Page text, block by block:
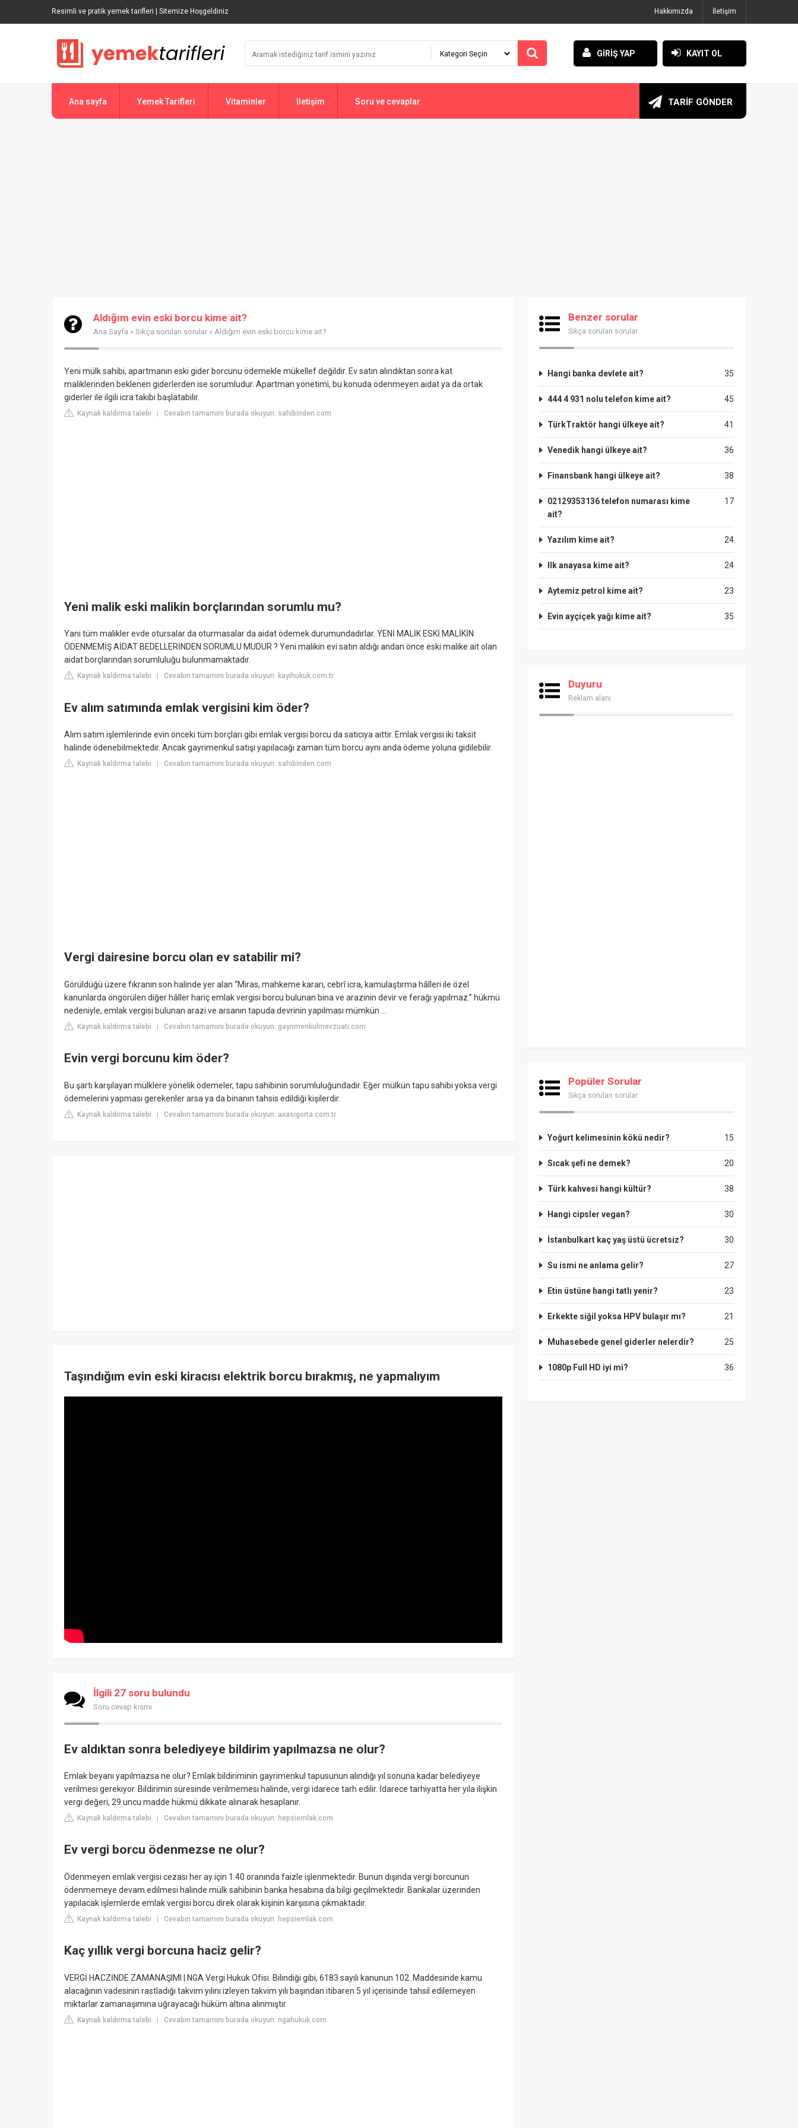
Resimli ve pratik yemek tarifleri | Sitemize Hoşgeldiniz Hakkımızda İletişim
GİRİŞ YAP KAYIT OL
Ana sayfa Yemek Tarifleri Vitaminler İletişim Soru ve cevaplar TARİF GÖNDER
Aldığım evin eski borcu kime ait?
Ana Sayfa » Sıkça sorulan sorular » Aldığım evin eski borcu kime ait?
Yeni mülk sahibi, apartmanın eski gider borcunu ödemekle mükellef değildir. Ev satın alındıktan sonra kat
maliklerinden beklenen giderlerden ise sorumludur. Apartman yönetimi, bu konuda ödenmeyen aidat ya da ortak
giderler ile ilgili icra takibi başlatabilir.
Kaynak kaldırma talebi | Cevabın tamamını burada okuyun: sahibinden.com
Yeni malik eski malikin borçlarından sorumlu mu?
Yani tüm malikler evde otursalar da oturmasalar da aidat ödemek durumundadırlar. YENİ MALİK ESKİ MALİKİN
ÖDENMEMİŞ AİDAT BEDELLERİNDEN SORUMLU MUDUR ? Yeni malikin evi satın aldığı andan önce eski malike ait olan
aidat borçlarından sorumluluğu bulunmamaktadır.
Kaynak kaldırma talebi Cevabın tamamını burada okuyun: kayihukuk.com.tr
Ev alım satımında emlak vergisini kim öder?
Alım satım işlemlerinde evin önceki tüm borçları gibi emlak vergisi borcu da satıcıya aittir. Emlak vergisi iki taksit
halinde ödenebilmektedir. Ancak gayrimenkul satışı yapılacağı zaman tüm borcu aynı anda ödeme yoluna gidilebilir.
Kaynak kaldırma talebi Cevabın tamamını burada okuyun: sahibinden.com
Vergi dairesine borcu olan ev satabilir mi?
Görüldüğü üzere fıkranın son halinde yer alan “Miras, mahkeme kararı, cebrî icra, kamulaştırma hâlleri ile özel
kanunlarda öngörülen diğer hâller hariç emlak vergisi borcu bulunan bina ve arazinin devir ve ferağı yapılmaz.” hükmü
nedeniyle, emlak vergisi bulunan arazi ve arsanın tapuda devrinin yapılması mümkün ...
Kaynak kaldırma talebi | Cevabın tamamını burada okuyun: gayrimenkulmevzuati.com
Evin vergi borcunu kim öder?
Bu şartı karşılayan mülklere yönelik ödemeler, tapu sahibinin sorumluluğundadır. Eğer mülkün tapu sahibi yoksa vergi
ödemelerini yapması gerekenler arsa ya da binanın tahsis edildiği kişilerdir.
Kaynak kaldırma talebi | Cevabın tamamını burada okuyun: axasigorta.com.tr
Taşındığım evin eski kiracısı elektrik borcu bırakmış, ne yapmalıyım
İlgili 27 soru bulundu
Soru cevap kısmı
Ev aldıktan sonra belediyeye bildirim yapılmazsa ne olur?
Emlak beyanı yapılmazsa ne olur? Emlak bildiriminin gayrimenkul tapusunun alındığı yıl sonuna kadar belediyeye
verilmesi gerekiyor. Bildirimin süresinde verilmemesi halinde, vergi idarece tarh edilir. İdarece tarhiyatta her yıla ilişkin
vergi değeri, 29 uncu madde hükmü dikkate alınarak hesaplanır.
Kaynak kaldırma talebi | Cevabın tamamını burada okuyun: hepsiemlak.com
Ev vergi borcu ödenmezse ne olur?
Ödenmeyen emlak vergisi cezası her ay için 1.40 oranında faizle işlenmektedir. Bunun dışında vergi borcunun
ödenmemeye devam edilmesi halinde mülk sahibinin banka hesabına da bilgi geçilmektedir. Bankalar üzerinden
yapılacak işlemlerde emlak vergisi borcu direk olarak kişinin karşısına çıkmaktadır.
Kaynak kaldırma talebi | Cevabın tamamını burada okuyun: hepsiemlak.com
Kaç yıllık vergi borcuna haciz gelir?
VERGİ HACZİNDE ZAMANAŞIMI | NGA Vergi Hukuk Ofisi. Bilindiği gibi, 6183 sayılı kanunun 102. Maddesinde kamu
alacağının vadesinin rastladığı takvim yılını izleyen takvim yılı başından itibaren 5 yıl içerisinde tahsil edilemeyen
miktarlar zamanaşımına uğrayacağı hüküm altına alınmıştır.
Kaynak kaldırma talebi | Cevabın tamamını burada okuyun: ngahukuk.com
Benzer sorular
Sıkça sorulan sorular
35
Hangi banka devlete ait?
45
444 4 931 nolu telefon kime ait?
41
TürkTraktör hangi ülkeye ait?
36
Venedik hangi ülkeye ait?
38
Finansbank hangi ülkeye ait?
17
02129353136 telefon numarası kime
ait?
24
Yazılım kime ait?
24
Ilk anayasa kime ait?
23
Aytemiz petrol kime ait?
35
Evin ayçiçek yağı kime ait?
Duyuru
Reklam alanı
Popüler Sorular
Sıkça sorulan sorular
15
Yoğurt kelimesinin kökü nedir?
20
Sıcak şefi ne demek?
38
Türk kahvesi hangi kültür?
30
Hangi cipsler vegan?
30
İstanbulkart kaç yaş üstü ücretsiz?
27
Su ismi ne anlama gelir?
23
Etin üstüne hangi tatlı yenir?
21
Erkekte siğil yoksa HPV bulaşır mı?
25
Muhasebede genel giderler nelerdir?
36
1080p Full HD iyi mi?